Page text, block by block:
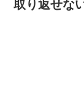
取り返せな